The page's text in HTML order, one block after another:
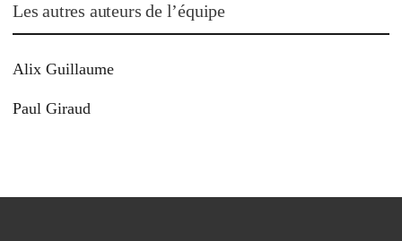
Les autres auteurs de l’équipe
Alix Guillaume
Paul Giraud